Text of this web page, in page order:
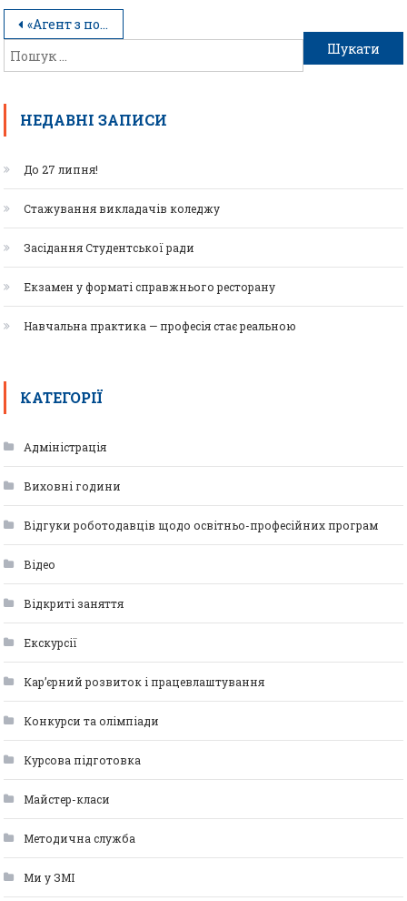
«Агент з постачання. Продавець» після 9 класу
НЕДАВНІ ЗАПИСИ
До 27 липня!
Стажування викладачів коледжу
Засідання Студентської ради
Екзамен у форматі справжнього ресторану
Навчальна практика — професія стає реальною
КАТЕГОРІЇ
Адміністрація
Виховні години
Відгуки роботодавців щодо освітньо-професійних програм
Відео
Відкриті заняття
Екскурсії
Кар’єрний розвиток і працевлаштування
Конкурси та олімпіади
Курсова підготовка
Майстер-класи
Методична служба
Ми у ЗМІ